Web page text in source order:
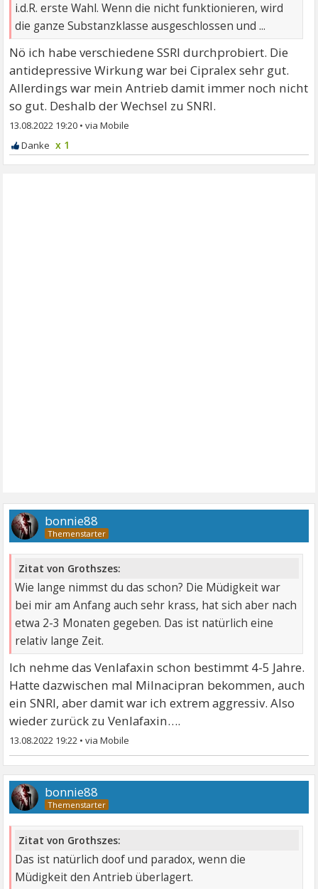
i.d.R. erste Wahl. Wenn die nicht funktionieren, wird
die ganze Substanzklasse ausgeschlossen und ...
Nö ich habe verschiedene SSRI durchprobiert. Die
antidepressive Wirkung war bei Cipralex sehr gut.
Allerdings war mein Antrieb damit immer noch nicht
so gut. Deshalb der Wechsel zu SNRI.
13.08.2022 19:20 •
x 1
bonnie88
Zitat von Grothszes:
Wie lange nimmst du das schon? Die Müdigkeit war
bei mir am Anfang auch sehr krass, hat sich aber nach
etwa 2-3 Monaten gegeben. Das ist natürlich eine
relativ lange Zeit.
Ich nehme das Venlafaxin schon bestimmt 4-5 Jahre.
Hatte dazwischen mal Milnacipran bekommen, auch
ein SNRI, aber damit war ich extrem aggressiv. Also
wieder zurück zu Venlafaxin….
13.08.2022 19:22 •
bonnie88
Zitat von Grothszes:
Das ist natürlich doof und paradox, wenn die
Müdigkeit den Antrieb überlagert.